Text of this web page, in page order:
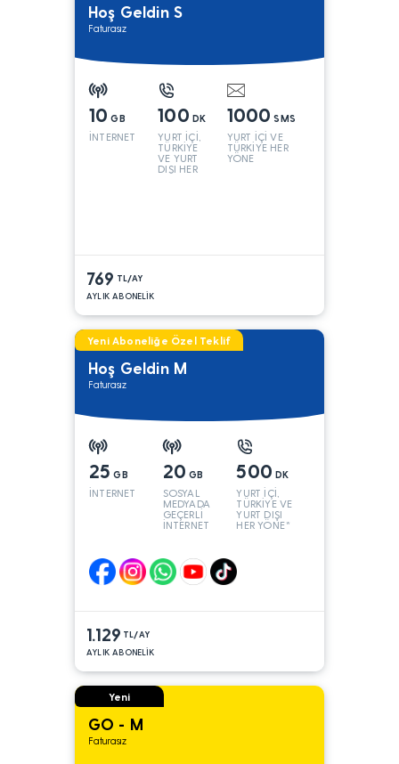
Hoş Geldin S
Faturasız
10 GB
İNTERNET
100 DK
YURT İÇİ,
TÜRKİYE
VE YURT
DIŞI HER
1000 SMS
YURT İÇİ VE
TÜRKİYE HER
YÖNE
769 TL/AY
AYLIK ABONELİK
Yeni Aboneliğe Özel Teklif
Hoş Geldin M
Faturasız
25 GB
İNTERNET
20 GB
SOSYAL
MEDYADA
GEÇERLİ
İNTERNET
500 DK
YURT İÇİ,
TÜRKİYE VE
YURT DIŞI
HER YÖNE*
1.129 TL/AY
AYLIK ABONELİK
Yeni
GO - M
Faturasız